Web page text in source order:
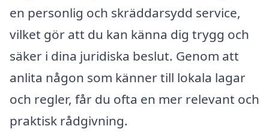
en personlig och skräddarsydd service,
vilket gör att du kan känna dig trygg och
säker i dina juridiska beslut. Genom att
anlita någon som känner till lokala lagar
och regler, får du ofta en mer relevant och
praktisk rådgivning.